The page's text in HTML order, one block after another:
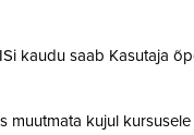
kaudu saab Kasutaja
kujul